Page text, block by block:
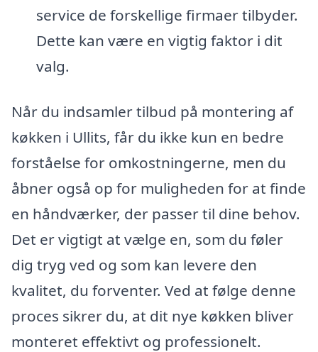
service de forskellige firmaer tilbyder.
Dette kan være en vigtig faktor i dit
valg.
Når du indsamler tilbud på montering af
køkken i Ullits, får du ikke kun en bedre
forståelse for omkostningerne, men du
åbner også op for muligheden for at finde
en håndværker, der passer til dine behov.
Det er vigtigt at vælge en, som du føler
dig tryg ved og som kan levere den
kvalitet, du forventer. Ved at følge denne
proces sikrer du, at dit nye køkken bliver
monteret effektivt og professionelt.